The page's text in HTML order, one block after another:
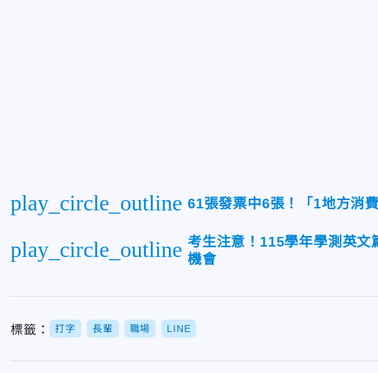
play_circle_outline 61張發票中6張！「1地方消
play_circle_outline 考生注意！115學年學測英
機會
標籤： 打字 長輩 職場 LINE